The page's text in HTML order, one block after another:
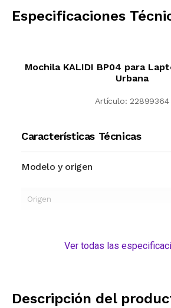
Especificaciones
Mochila KALIDI BP04 para
Urbana
Artículo: 22899364
Características Técnicas
Modelo y origen
Origen
Ver todas las
Descripción del